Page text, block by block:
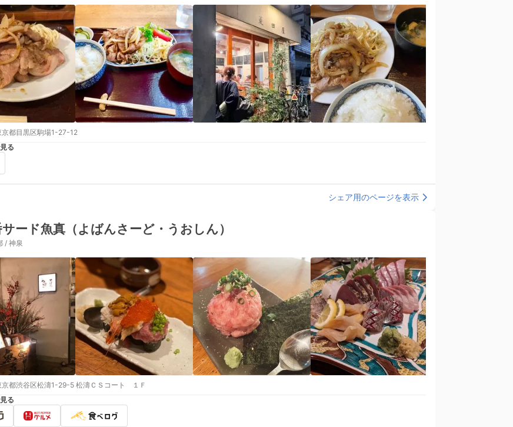
京都目黒区駒場1-27-12
る
シェア用のページを表示
ード魚真（よばんさーど・うおしん）
/ 神泉
京都渋谷区松濤1-29-5 松濤ＣＳコート １Ｆ
る